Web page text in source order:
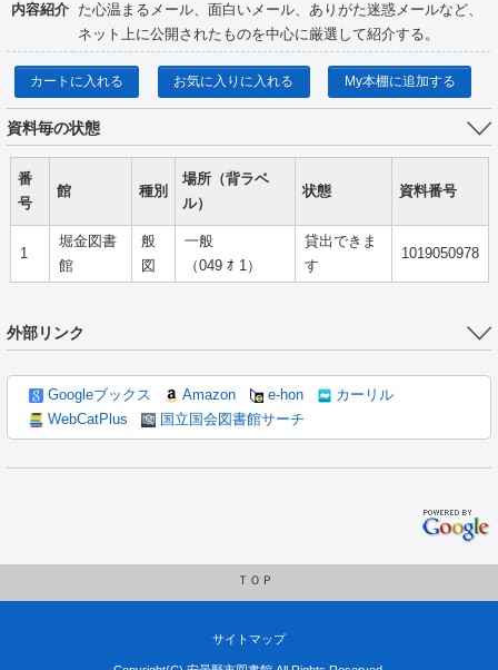
内容紹介
た心温まるメール、面白いメール、ありがた迷惑メールなど、
ネット上に公開されたものを中心に厳選して紹介する。
カートに入れる お気に入りに入れる My本棚に追加する
資料毎の状態
番
号
館 種別
場所（背ラベ
ル）
状態 資料番号
1
堀金図書
館
般
図
一般
（049 ｵ 1）
貸出できま
す
1019050978
外部リンク
Googleブックス Amazon e-hon
カーリル
WebCatPlus
国立国会図書館サーチ
ＴＯＰ
サイトマップ